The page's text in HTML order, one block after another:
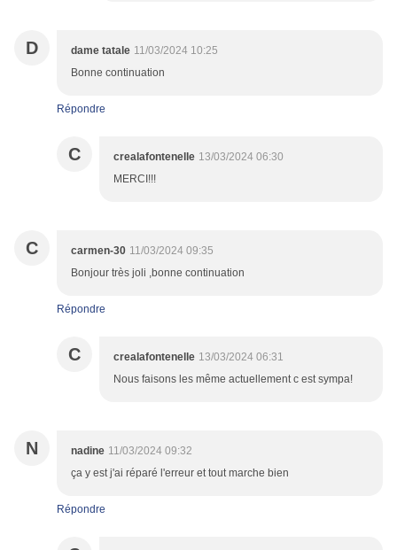
D dame tatale 11/03/2024 10:25
Bonne continuation
Répondre
C crealafontenelle 13/03/2024 06:30
MERCI!!!
C carmen-30 11/03/2024 09:35
Bonjour très joli ,bonne continuation
Répondre
C crealafontenelle 13/03/2024 06:31
Nous faisons les même actuellement c est sympa!
N nadine 11/03/2024 09:32
ça y est j'ai réparé l'erreur et tout marche bien
Répondre